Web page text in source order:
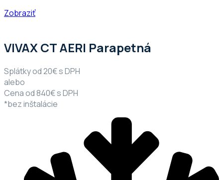
Zobraziť
VIVAX CT AERI Parapetná
Splátky od 20€ s DPH
alebo
Cena od 840€ s DPH
*bez inštalácie